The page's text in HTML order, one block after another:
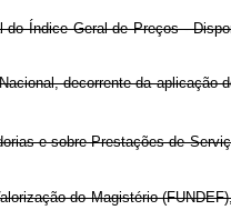
Índice Geral de Preços -
decorrente da aplicação
e sobre Prestações de
do Magistério